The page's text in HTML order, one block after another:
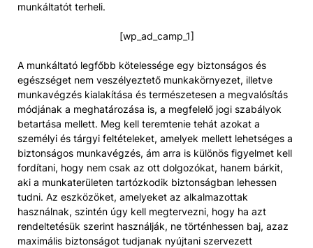
munkáltatót terheli.
[wp_ad_camp_1]
A munkáltató legfőbb kötelessége egy biztonságos és
egészséget nem veszélyeztető munkakörnyezet, illetve
munkavégzés kialakítása és természetesen a megvalósítás
módjának a meghatározása is, a megfelelő jogi szabályok
betartása mellett. Meg kell teremtenie tehát azokat a
személyi és tárgyi feltételeket, amelyek mellett lehetséges a
biztonságos munkavégzés, ám arra is különös figyelmet kell
fordítani, hogy nem csak az ott dolgozókat, hanem bárkit,
aki a munkaterületen tartózkodik biztonságban lehessen
tudni. Az eszközöket, amelyeket az alkalmazottak
használnak, szintén úgy kell megtervezni, hogy ha azt
rendeltetésük szerint használják, ne történhessen baj, azaz
maximális biztonságot tudjanak nyújtani szervezett